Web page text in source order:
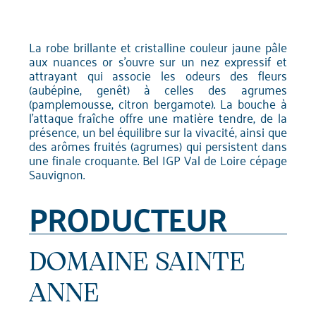
La robe brillante et cristalline couleur jaune pâle
aux nuances or s'ouvre sur un nez expressif et
attrayant qui associe les odeurs des fleurs
(aubépine, genêt) à celles des agrumes
(pamplemousse, citron bergamote). La bouche à
l'attaque fraîche offre une matière tendre, de la
présence, un bel équilibre sur la vivacité, ainsi que
des arômes fruités (agrumes) qui persistent dans
une finale croquante. Bel IGP Val de Loire cépage
Sauvignon.
PRODUCTEUR
DOMAINE SAINTE
ANNE